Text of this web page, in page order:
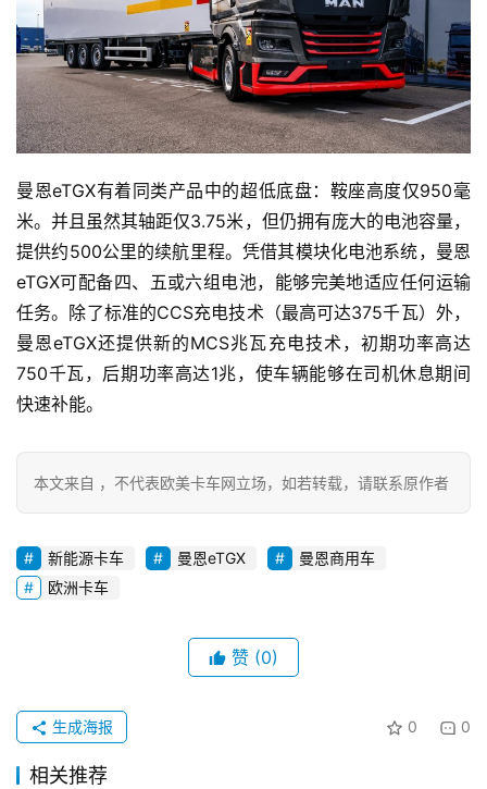
首
页
独
家
资
讯
频
题
曼恩eTGX有着同类产品中的超低底盘：鞍座高度仅950毫
米。并且虽然其轴距仅3.75米，但仍拥有庞大的电池容量，
提供约500公里的续航里程。凭借其模块化电池系统，曼恩
eTGX可配备四、五或六组电池，能够完美地适应任何运输
任务。除了标准的CCS充电技术（最高可达375千瓦）外，
曼恩eTGX还提供新的MCS兆瓦充电技术，初期功率高达
750千瓦，后期功率高达1兆，使车辆能够在司机休息期间
快速补能。
本文来自 ，不代表欧美卡车网立场，如若转载，请联系原作者
新能源卡车 曼恩eTGX
曼恩商用车
欧洲卡车
赞 (0)
0 0
生成海报
相关推荐